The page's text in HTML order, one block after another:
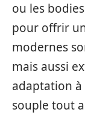
ou les
pour offrir
modernes
mais aussi
adaptation
souple tout